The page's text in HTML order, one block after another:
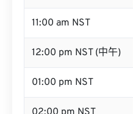
11:00 am NST
12:00 pm NST (中午)
01:00 pm NST